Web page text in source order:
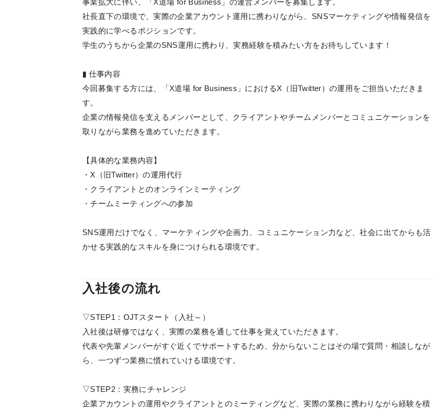
事業拡大に伴い、「X道場 for Business」の運営メンバーを募集します。
社長直下の環境で、実際の企業アカウント運用に携わりながら、SNSマーケティングや情報発信を
実践的に学べるポジションです。
学生のうちから企業のSNS運用に携わり、実務経験を積みたい方をお待ちしています！
▮ 仕事内容
今回募集する方には、「X道場 for Business」におけるX（旧Twitter）の運用をご担当いただきま
す。
企業の情報発信を支えるメンバーとして、クライアントやチームメンバーとコミュニケーションを
取りながら業務を進めていただきます。
【具体的な業務内容】
・X（旧Twitter）の運用代行
・クライアントとのオンラインミーティング
・チームミーティングへの参加
SNS運用だけでなく、マーケティングや企画力、コミュニケーション力など、社会に出てからも活
かせる実践的なスキルを身につけられる環境です。
入社後の流れ
▽STEP1：OJTスタート（入社～）
入社後は研修ではなく、実際の業務を通して仕事を覚えていただきます。
代表や先輩メンバーがすぐ近くでサポートするため、分からないことはその場で質問・相談しなが
ら、一つずつ業務に慣れていける環境です。
▽STEP2：実務にチャレンジ
企業アカウントの運用やクライアントとのミーティングなど、実際の業務に携わりながら経験を積